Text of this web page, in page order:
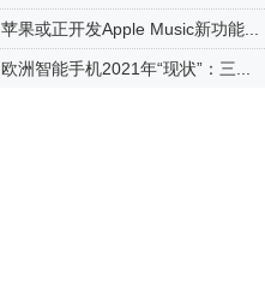
苹果或正开发Apple Music新功能...
欧洲智能手机2021年“现状”：三...